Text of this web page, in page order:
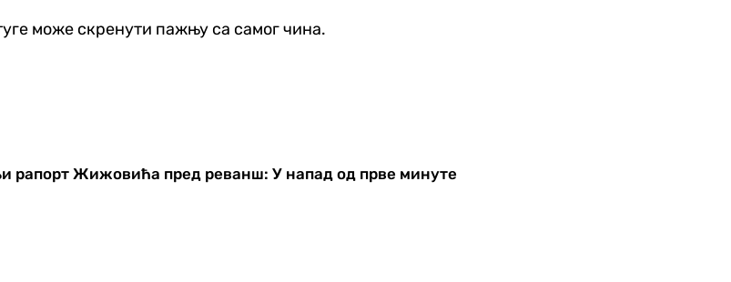
може скренути пажњу са самог чина.
рапорт Жижовића пред реванш: У напад од прве минуте